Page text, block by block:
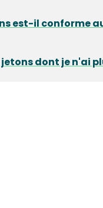
est-il conforme
dont je n'ai